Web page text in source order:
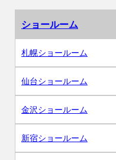
ショールーム
札幌ショールーム
仙台ショールーム
金沢ショールーム
新宿ショールーム